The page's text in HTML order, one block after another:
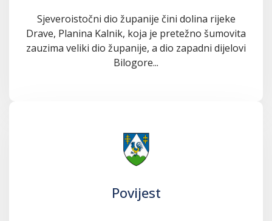
Sjeveroistočni dio županije čini dolina rijeke
Drave, Planina Kalnik, koja je pretežno šumovita
zauzima veliki dio županije, a dio zapadni dijelovi
Bilogore...
Povijest